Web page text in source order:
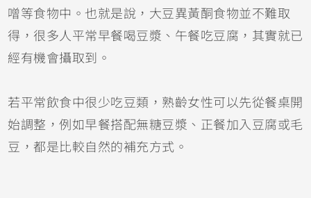
噌等食物中。也就是說，大豆異黃酮食物並不難取
得，很多人平常早餐喝豆漿、午餐吃豆腐，其實就已
經有機會攝取到。
若平常飲食中很少吃豆類，熟齡女性可以先從餐桌開
始調整，例如早餐搭配無糖豆漿、正餐加入豆腐或毛
豆，都是比較自然的補充方式。